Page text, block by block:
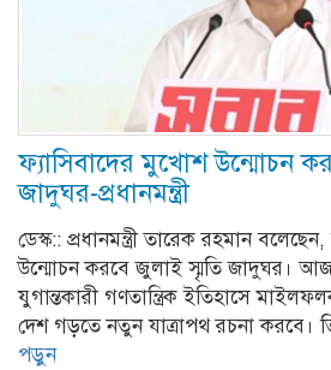
ফ্যাসিবাদের মুখোশ উন্মোচন
জাদুঘর-প্রধানমন্ত্রী
ডেস্ক:: প্রধানমন্ত্রী তারেক রহমান
উন্মোচন করবে জুলাই স্মৃতি জাদুঘর।
যুগান্তকারী গণতান্ত্রিক ইতিহাসে
দেশ গড়তে নতুন যাত্রাপথ রচনা করবে।
পড়ুন